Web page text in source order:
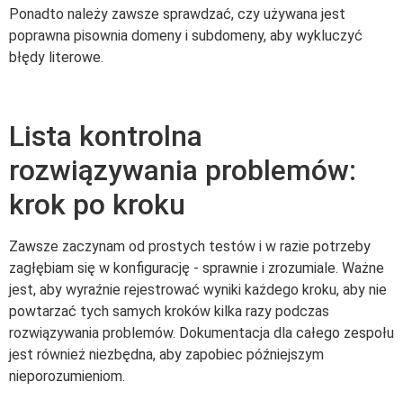
Ponadto należy zawsze sprawdzać, czy używana jest
poprawna pisownia domeny i subdomeny, aby wykluczyć
błędy literowe.
Lista kontrolna
rozwiązywania problemów:
krok po kroku
Zawsze zaczynam od prostych testów i w razie potrzeby
zagłębiam się w konfigurację - sprawnie i zrozumiale. Ważne
jest, aby wyraźnie rejestrować wyniki każdego kroku, aby nie
powtarzać tych samych kroków kilka razy podczas
rozwiązywania problemów. Dokumentacja dla całego zespołu
jest również niezbędna, aby zapobiec późniejszym
nieporozumieniom.